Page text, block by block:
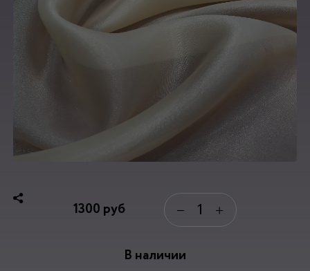
1300 руб − +
В наличии